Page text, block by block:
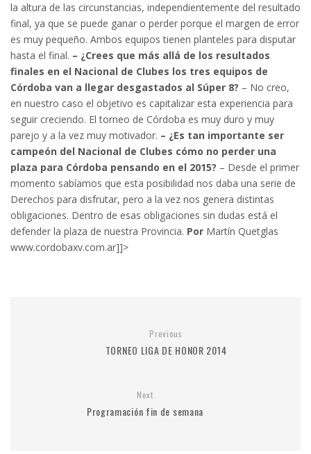
la altura de las circunstancias, independientemente del resultado
final, ya que se puede ganar o perder porque el margen de error
es muy pequeño. Ambos equipos tienen planteles para disputar
hasta el final. – ¿Crees que más allá de los resultados
finales en el Nacional de Clubes los tres equipos de
Córdoba van a llegar desgastados al Súper 8? – No creo,
en nuestro caso el objetivo es capitalizar esta experiencia para
seguir creciendo. El torneo de Córdoba es muy duro y muy
parejo y a la vez muy motivador. – ¿Es tan importante ser
campeón del Nacional de Clubes cómo no perder una
plaza para Córdoba pensando en el 2015? – Desde el primer
momento sabíamos que esta posibilidad nos daba una serie de
Derechos para disfrutar, pero a la vez nos genera distintas
obligaciones. Dentro de esas obligaciones sin dudas está el
defender la plaza de nuestra Provincia. Por Martín Quetglas
www.cordobaxv.com.ar]]>
Previous
TORNEO LIGA DE HONOR 2014
Next
Programación fin de semana